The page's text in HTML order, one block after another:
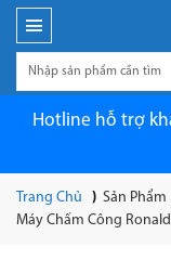
Hotline hỗ trợ
Trang Chủ Sản Phẩm
Máy Chấm Công